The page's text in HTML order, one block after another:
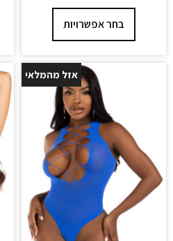
בחר אפשרויות
25%
אזל מהמלאי